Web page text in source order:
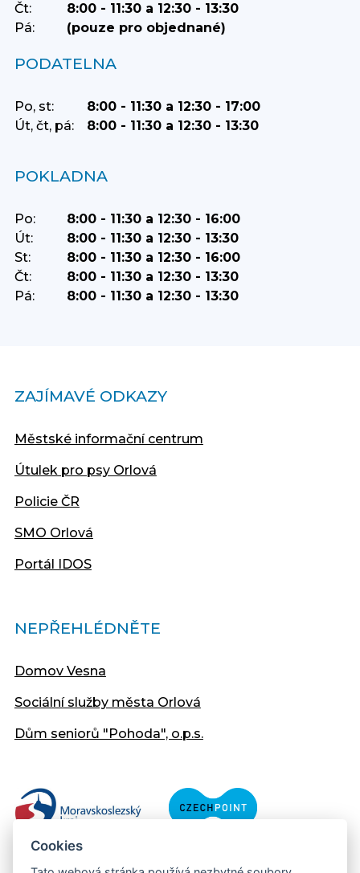
Čt:
8:00 - 11:30 a 12:30 - 13:30
Pá:
(pouze pro objednané)
PODATELNA
Po, st:
8:00 - 11:30 a 12:30 - 17:00
Út, čt, pá:
8:00 - 11:30 a 12:30 - 13:30
POKLADNA
Po:
8:00 - 11:30 a 12:30 - 16:00
Út:
8:00 - 11:30 a 12:30 - 13:30
St:
8:00 - 11:30 a 12:30 - 16:00
Čt:
8:00 - 11:30 a 12:30 - 13:30
Pá:
8:00 - 11:30 a 12:30 - 13:30
ZAJÍMAVÉ ODKAZY
Městské informační centrum
Útulek pro psy Orlová
Policie ČR
SMO Orlová
Portál IDOS
NEPŘEHLÉDNĚTE
Domov Vesna
Sociální služby města Orlová
Dům seniorů "Pohoda", o.p.s.
Cookies